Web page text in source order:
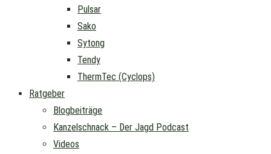
Pulsar
Sako
Sytong
Tendy
ThermTec (Cyclops)
Ratgeber
Blogbeiträge
Kanzelschnack – Der Jagd Podcast
Videos